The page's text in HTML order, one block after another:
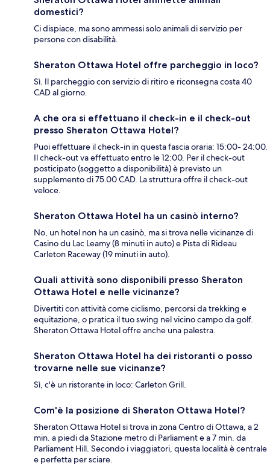
domestici?
Ci dispiace, ma sono ammessi solo animali di servizio per
persone con disabilità.
Sheraton Ottawa Hotel offre parcheggio in loco?
Sì. Il parcheggio con servizio di ritiro e riconsegna costa 40
CAD al giorno.
A che ora si effettuano il check-in e il check-out
presso Sheraton Ottawa Hotel?
Puoi effettuare il check-in in questa fascia oraria: 15:00- 24:00.
Il check-out va effettuato entro le 12:00. Per il check-out
posticipato (soggetto a disponibilità) è previsto un
supplemento di 75.00 CAD. La struttura offre il check-out
veloce.
Sheraton Ottawa Hotel ha un casinò interno?
No, un hotel non ha un casinò, ma si trova nelle vicinanze di
Casino du Lac Leamy (8 minuti in auto) e Pista di Rideau
Carleton Raceway (19 minuti in auto).
Quali attività sono disponibili presso Sheraton
Ottawa Hotel e nelle vicinanze?
Divertiti con attività come ciclismo, percorsi da trekking e
equitazione, o pratica il tuo swing nel vicino campo da golf.
Sheraton Ottawa Hotel offre anche una palestra.
Sheraton Ottawa Hotel ha dei ristoranti o posso
trovarne nelle sue vicinanze?
Sì, c'è un ristorante in loco: Carleton Grill.
Com'è la posizione di Sheraton Ottawa Hotel?
Sheraton Ottawa Hotel si trova in zona Centro di Ottawa, a 2
min. a piedi da Stazione metro di Parliament e a 7 min. da
Parliament Hill. Secondo i viaggiatori, questa località è centrale
e perfetta per sciare.